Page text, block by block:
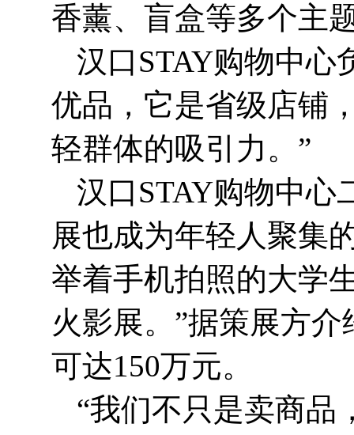
香薰、盲盒等多个主
汉口STAY购物中心
优品，它是省级店铺
轻群体的吸引力。”
汉口STAY购物中心
展也成为年轻人聚集
举着手机拍照的大学
火影展。”据策展方
可达150万元。
“我们不只是卖商品